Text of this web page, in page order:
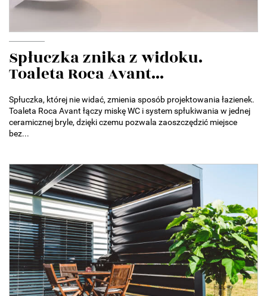
Spłuczka znika z widoku.
Toaleta Roca Avant...
Spłuczka, której nie widać, zmienia sposób projektowania łazienek.
Toaleta Roca Avant łączy miskę WC i system spłukiwania w jednej
ceramicznej bryle, dzięki czemu pozwala zaoszczędzić miejsce
bez...